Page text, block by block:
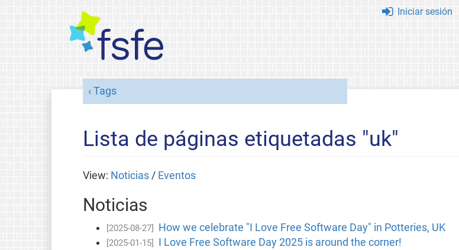
Iniciar sesión
Tags
Lista de páginas etiquetadas "uk"
View: Noticias/ Eventos
Noticias
[2025-08-27] How we celebrate "I Love Free Software Day" in Potteries, UK
[2025-01-15] I Love Free Software Day 2025 is around the corner!